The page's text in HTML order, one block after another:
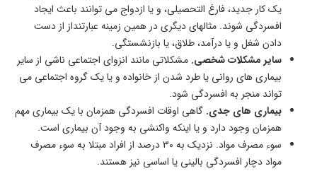
یک کار جدید، فارغ التحصیلی، و یا ازدواج می توانند باعث ایجاد
افسردگی شوند. مثالهای دیگری در همین زمینه عبارتنداز از دست
دادن شغل و یا درآمد، طلاق، یا بازنشستگی.
سایر مشکلات شخصی. مشکلاتی مانند انزوای اجتماعی ناشی از سایر
بیماری های روانی یا طرد شدن از خانواده و یا یک گروه اجتماعی می
تواند منجر به افسردگی شود.
بیماری های جدی. گاهی اوقات افسردگی همزمان با یک بیماری مهم
همزمان وجود دارد و یا اینکه واکنشی به وجود آن بیماری است.
سوء مصرف مواد. نزدیک به 30 درصد از افراد مبتلا به سوء­ مصرف
مواد دچار افسردگی بالینی یا اساسی نیز هستند.